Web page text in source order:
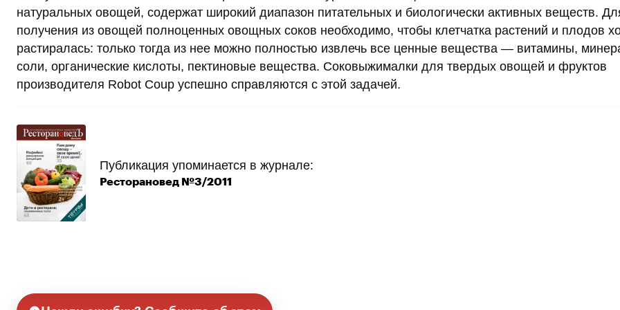
натуральных овощей, содержат широкий диапазон питательных и биологически активных веществ.
получения из овощей полноценных овощных соков необходимо, чтобы клетчатка растений и плодов
растиралась: только тогда из нее можно полностью извлечь все ценные вещества — витамины,
соли, органические кислоты, пектиновые вещества. Соковыжималки для твердых овощей и фруктов
производителя Robot Coup успешно справляются с этой задачей.
Публикация упоминается в журнале:
Ресторановед №3/2011